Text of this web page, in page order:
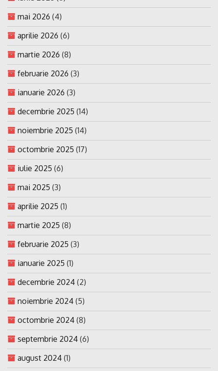
mai 2026 (4)
aprilie 2026 (6)
martie 2026 (8)
februarie 2026 (3)
ianuarie 2026 (3)
decembrie 2025 (14)
noiembrie 2025 (14)
octombrie 2025 (17)
iulie 2025 (6)
mai 2025 (3)
aprilie 2025 (1)
martie 2025 (8)
februarie 2025 (3)
ianuarie 2025 (1)
decembrie 2024 (2)
noiembrie 2024 (5)
octombrie 2024 (8)
septembrie 2024 (6)
august 2024 (1)